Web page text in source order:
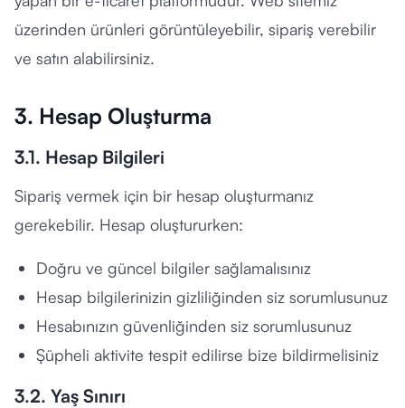
üzerinden ürünleri görüntüleyebilir, sipariş verebilir
ve satın alabilirsiniz.
3. Hesap Oluşturma
3.1. Hesap Bilgileri
Sipariş vermek için bir hesap oluşturmanız
gerekebilir. Hesap oluştururken:
Doğru ve güncel bilgiler sağlamalısınız
Hesap bilgilerinizin gizliliğinden siz sorumlusunuz
Hesabınızın güvenliğinden siz sorumlusunuz
Şüpheli aktivite tespit edilirse bize bildirmelisiniz
3.2. Yaş Sınırı